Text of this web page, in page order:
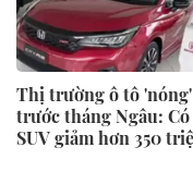
Thị trường ô tô 'nóng'
trước tháng Ngâu: Có
SUV giảm hơn 350